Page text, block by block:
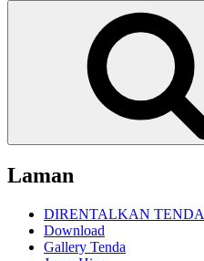
untuk:
Laman
DIRENTALKAN TENDA
Download
Gallery Tenda